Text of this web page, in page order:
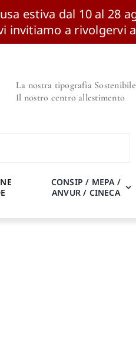
estiva dal 10 al 28
invitiamo a
La nostra tipografia Sostenibile
Il nostro centro allestimento
CONSIP / MEPA /
ANVUR / CINECA